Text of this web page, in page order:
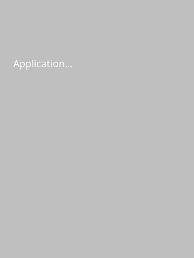
Application...